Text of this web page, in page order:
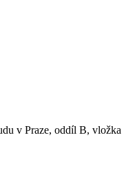
v Praze, oddíl B, vložka